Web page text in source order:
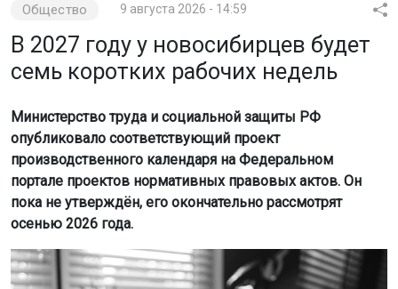
Общество 9 августа 2026 - 14:59
В 2027 году у новосибирцев будет
семь коротких рабочих недель
Министерство труда и социальной защиты РФ
опубликовало соответствующий проект
производственного календаря на Федеральном
портале проектов нормативных правовых актов. Он
пока не утверждён, его окончательно рассмотрят
осенью 2026 года.